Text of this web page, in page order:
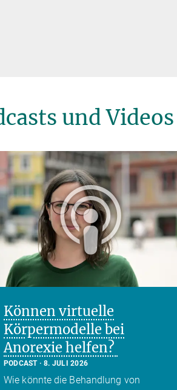
und Videos
Können virtuelle
Körpermodelle bei
Anorexie helfen?
PODCAST 8. JULI 2026
Wie könnte die Behandlung von